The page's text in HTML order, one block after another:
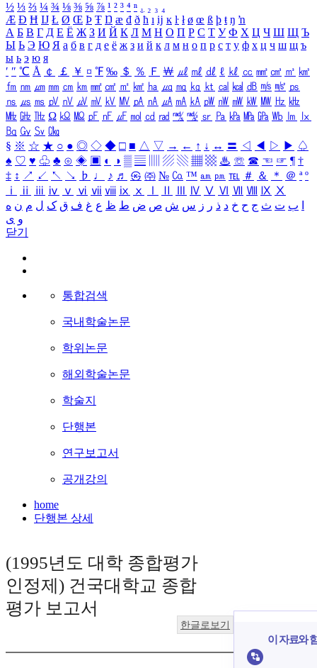
½ ⅓ ⅔ ¼ ¾ ⅛ ⅜ ⅝ ⅞ ¹ ² ³ ⁴ ⁿ ₁ ₂ ₃ ₄
Æ Ð Ħ Ĳ Ł Ø Œ Þ Ŧ Ŋ æ đ ð ħ ı ĳ ĸ ŀ ł ø œ ß þ ŧ ŋ ŉ
А Б В Г Д Е Ё Ж З И Й К Л М Н О П Р С Т У Ф Х Ц Ч Ш Щ Ъ
Ы Ь Э Ю Я а б в г д е ё ж з и й к л м н о п р с т у ф х ц ч ш щ ъ
ы ь э ю я
′ ″ ℃ Å ￠ ￡ ￥ ¤ ℉ ‰ ＄ ％ Ｆ ￦ ㎕ ㎖ ㎗ ℓ ㎘ ㏄ ㎣ ㎤ ㎥ ㎦
㎙ ㎚ ㎛ ㎜ ㎝ ㎞ ㎟ ㎠ ㎡ ㎢ ㏊ ㎍ ㎎ ㎏ ㏏ ㎈ ㎉ ㏈ ㎧ ㎨ ㎰
㎱ ㎲ ㎳ ㎴ ㎵ ㎶ ㎷ ㎸ ㎹ ㎀ ㎁ ㎂ ㎃ ㎄ ㎺ ㎻ ㎽ ㎾ ㎿ ㎐ ㎑
㎒ ㎓ ㎔ Ω ㏀ ㏁ ㎊ ㎋ ㎌ ㏖ ㏅ ㎭ ㎮ ㎯ ㏛ ㎩ ㎪ ㎫ ㎬ ㏝ ㏐
㏓
㏃ ㏉ ㏜ ㏆
§ ※ ☆ ★ ○ ● ◎ ◇ ◆ □ ■ △ ▽ → ← ↑ ↓ ↔ 〓 ◁ ◀ ▷ ▶ ♤
♠ ♡ ♥ ♧ ♣ ⊙ ◈ ▣ ◐ ◑ ▒ ▤ ▨ ▧ ▦ ▩ ♨ ☏ ☎ ☜ ☞ ¶ †
‡ ↕ ↗ ↙ ↖ ↘ ♭ ♩ ♪ ♬ ㉿ ㈜ № ㏇ ™ ㏂ ㏘ ℡ ＃ ＆ ＊ ＠ ª º
ⅰ
ⅱ ⅲ ⅳ ⅴ ⅵ ⅶ ⅷ ⅸ ⅹ Ⅳ Ⅴ Ⅵ Ⅶ Ⅷ Ⅸ Ⅹ
ب ت ث ج ح خ د ذ ر ز س ش ص ض ط ظ ع غ ف ق ک ل م ن ه
و ی
닫기
통합검색
국내학술논문
학위논문
해외학술논문
학술지
단행본
연구보고서
공개강의
home
단행본 상세
(1995년도 대학 종합평가
인정제) 건국대학교 종합
평가 보고서
한글로보기
이 자료와